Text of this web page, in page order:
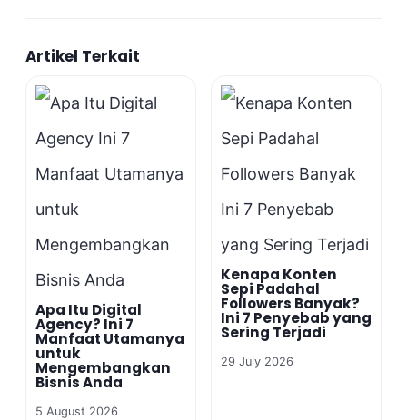
Artikel Terkait
Apa Itu Digital
Agency? Ini 7
Manfaat Utamanya
untuk
Mengembangkan
Bisnis Anda
5 August 2026
Kenapa Konten
Sepi Padahal
Followers Banyak?
Ini 7 Penyebab yang
Sering Terjadi
29 July 2026